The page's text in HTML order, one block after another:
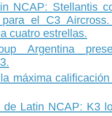
NCAP: Stellantis
el C3
cuatro estrellas.
Argentina
máxima
de Latin NCAP: K3